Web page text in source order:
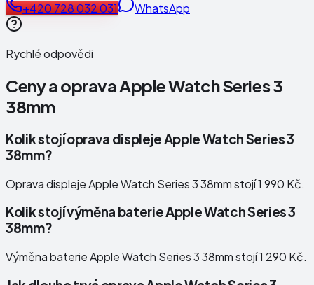
+420 728 032 031 WhatsApp
Rychlé odpovědi
Ceny a opravaApple Watch Series 3
38mm
Kolik stojí oprava displeje Apple Watch Series 3
38mm?
Oprava displeje Apple Watch Series 3 38mm stojí 1 990 Kč.
Kolik stojí výměna baterie Apple Watch Series 3
38mm?
Výměna baterie Apple Watch Series 3 38mm stojí 1 290 Kč.